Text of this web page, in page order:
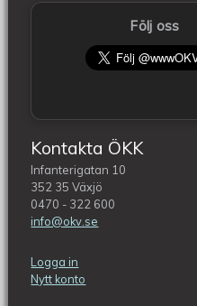
Följ oss
Kontakta ÖKK
Infanterigatan 10
352 35 Växjö
0470 - 322 600
info@okv.se
Logga in
Nytt konto